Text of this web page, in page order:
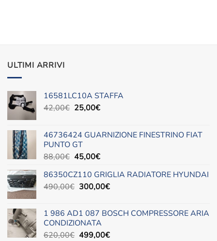
ULTIMI ARRIVI
16581LC10A STAFFA
42,00€ Il
era:
42,00€.
25,00€Il
è:
46736424 GUARNIZIONE FINESTRINO FIAT
PUNTO GT
88,00€ Il
originale
era:
45,00€Il
attuale
è:
86350CZ110 GRIGLIA RADIATORE HYUNDAI
490,00€ Il
era:
490,00€.
300,00€Il
è:
1 986 AD1 087 BOSCH COMPRESSORE ARIA
CONDIZIONATA
620,00€ Il
499,00€Il